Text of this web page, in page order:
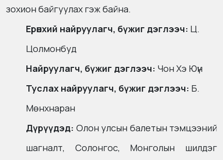
зохион байгуулах гэж байна.
Ерөнхий найруулагч, бүжиг дэглээч: Ц.
Цолмонбуд
Найруулагч, бүжиг дэглээч: Чон Хэ Юүн
Туслах найруулагч, бүжиг дэглээч: Б.
Мөнхнаран
Дүрүүдэд: Олон улсын балетын тэмцээний
шагналт, Солонгос, Монголын шилдэг